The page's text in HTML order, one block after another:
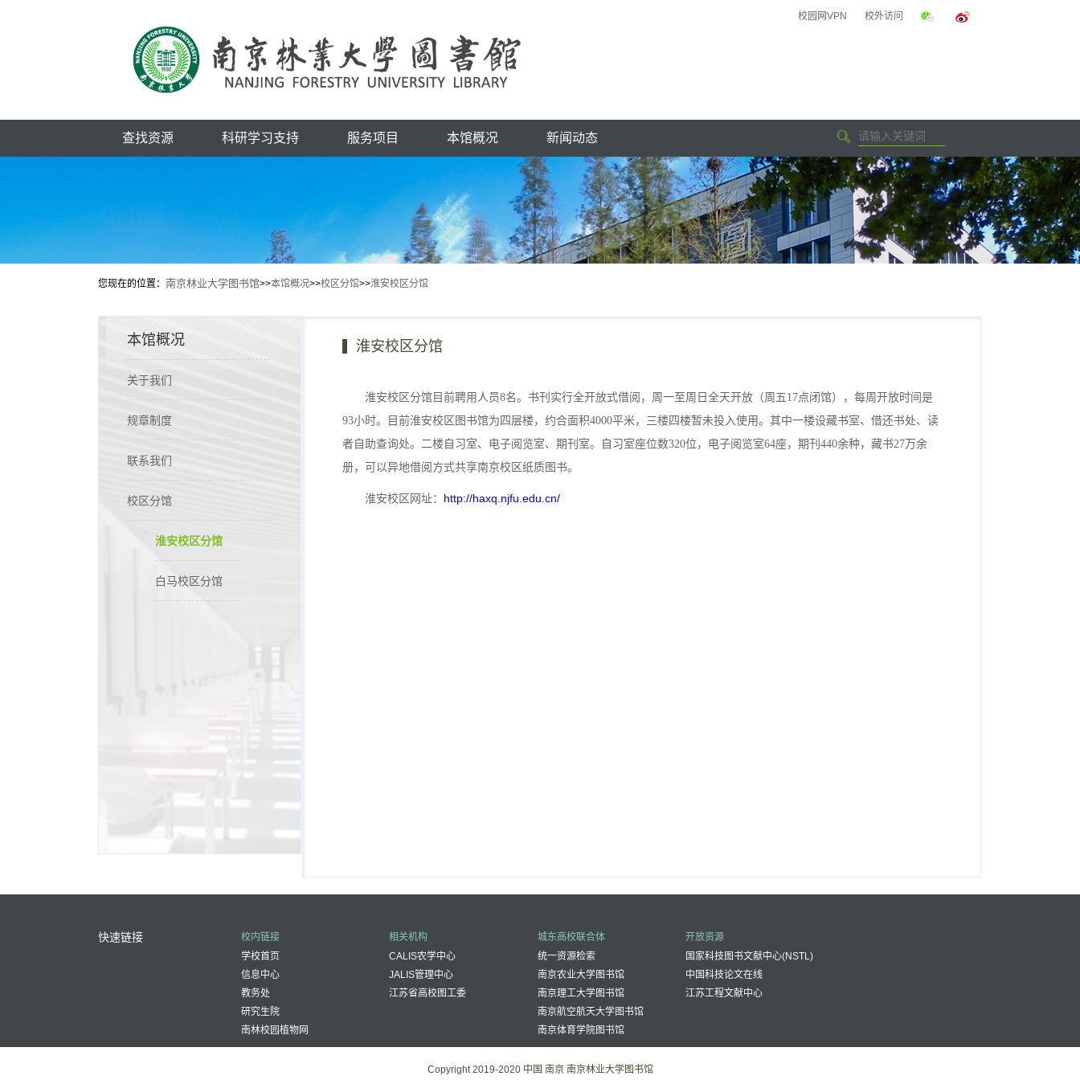
校园网VPN 校外访问
查找资源 科研学习支持 服务项目 本馆概况 新闻动态
您现在的位置： 南京林业大学图书馆>>本馆概况>>校区分馆>>淮安校区分馆
本馆概况
关于我们
规章制度
联系我们
校区分馆
淮安校区分馆
白马校区分馆
淮安校区分馆
淮安校区分馆目前聘用人员8名。书刊实行全开放式借阅，周一至周日全天开放（周五17点闭馆），每周开放时间是
93小时。目前淮安校区图书馆为四层楼，约合面积4000平米，三楼四楼暂未投入使用。其中一楼设藏书室、借还书处、读
者自助查询处。二楼自习室、电子阅览室、期刊室。自习室座位数320位，电子阅览室64座，期刊440余种，藏书27万余
册，可以异地借阅方式共享南京校区纸质图书。
淮安校区网址： http://haxq.njfu.edu.cn/
快速链接
校内链接
学校首页
信息中心
教务处
研究生院
南林校园植物网
相关机构
CALIS农学中心
JALIS管理中心
江苏省高校图工委
城东高校联合体
统一资源检索
南京农业大学图书馆
南京理工大学图书馆
南京航空航天大学图书馆
南京体育学院图书馆
开放资源
国家科技图书文献中心(NSTL)
中国科技论文在线
江苏工程文献中心
Copyright 2019-2020 中国 南京 南京林业大学图书馆